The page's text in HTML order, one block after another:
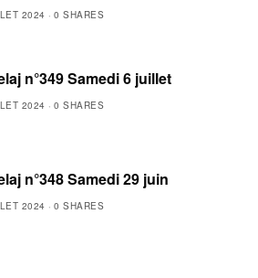
2024 0 SHARES
n°349 Samedi 6 juillet
2024 0 SHARES
n°348 Samedi 29 juin
2024 0 SHARES